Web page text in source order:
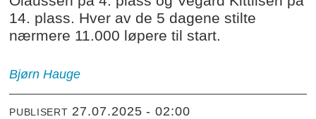
14. plass. Hver av de 5 dagene stilte
nærmere 11.000 løpere til start.
Bjørn Hauge
PUBLISERT 27.07.2025 - 02:00